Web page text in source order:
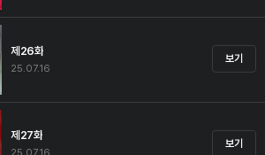
제26화
25.07.16
보기
제27화
보기